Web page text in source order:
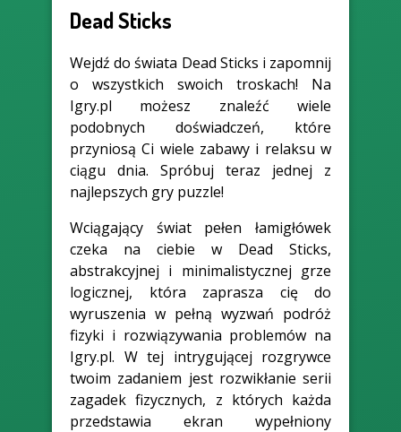
Dead Sticks
Wejdź do świata Dead Sticks i zapomnij
o wszystkich swoich troskach! Na
Igry.pl możesz znaleźć wiele
podobnych doświadczeń, które
przyniosą Ci wiele zabawy i relaksu w
ciągu dnia. Spróbuj teraz jednej z
najlepszych gry puzzle!
Wciągający świat pełen łamigłówek
czeka na ciebie w Dead Sticks,
abstrakcyjnej i minimalistycznej grze
logicznej, która zaprasza cię do
wyruszenia w pełną wyzwań podróż
fizyki i rozwiązywania problemów na
Igry.pl. W tej intrygującej rozgrywce
twoim zadaniem jest rozwikłanie serii
zagadek fizycznych, z których każda
przedstawia ekran wypełniony